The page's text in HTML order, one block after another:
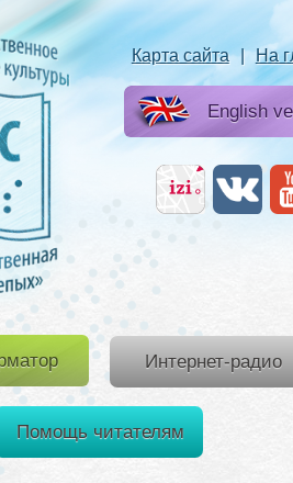
Карта сайта | На
English
Интернет-радио
Помощь читателям